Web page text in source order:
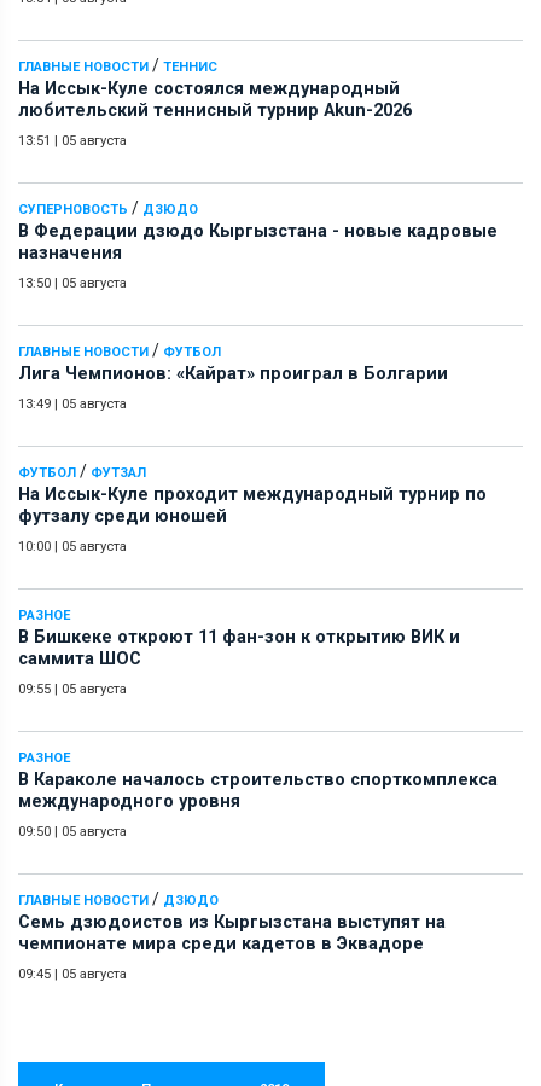
ГЛАВНЫЕ НОВОСТИ / ТЕННИС
На Иссык-Куле состоялся международный
любительский теннисный турнир Akun-2026
13:51 | 05 августа
СУПЕРНОВОСТЬ / ДЗЮДО
В Федерации дзюдо Кыргызстана - новые кадровые
назначения
13:50 | 05 августа
ГЛАВНЫЕ НОВОСТИ / ФУТБОЛ
Лига Чемпионов: «Кайрат» проиграл в Болгарии
13:49 | 05 августа
ФУТБОЛ / ФУТЗАЛ
На Иссык-Куле проходит международный турнир по
футзалу среди юношей
10:00 | 05 августа
РАЗНОЕ
В Бишкеке откроют 11 фан-зон к открытию ВИК и
саммита ШОС
09:55 | 05 августа
РАЗНОЕ
В Караколе началось строительство спорткомплекса
международного уровня
09:50 | 05 августа
ГЛАВНЫЕ НОВОСТИ / ДЗЮДО
Семь дзюдоистов из Кыргызстана выступят на
чемпионате мира среди кадетов в Эквадоре
09:45 | 05 августа